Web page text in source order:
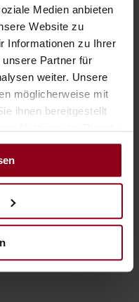
Medien anbieten
Website zu
Informationen zu Ihrer
Partner für
weiter. Unsere
möglicherweise mit
ihnen bereitgestellt
with weight bench